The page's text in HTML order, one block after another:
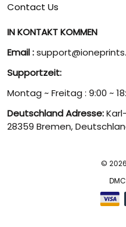
Contact Us
IN KONTAKT KOMMEN
Email :
Supportzeit:
Montag ~ Freitag : 9:00 ~
Deutschland Adresse:
28359 Bremen,
©